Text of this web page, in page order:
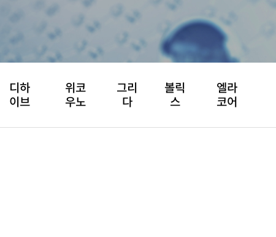
디하
이브
위코
우노
그리
다
볼릭
스
엘라
코어